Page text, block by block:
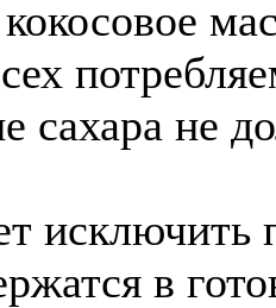
сахара не
исключить
в